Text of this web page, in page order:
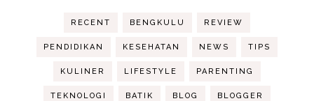
RECENT BENGKULU REVIEW
PENDIDIKAN KESEHATAN NEWS TIPS
KULINER LIFESTYLE PARENTING
TEKNOLOGI BATIK BLOG BLOGGER